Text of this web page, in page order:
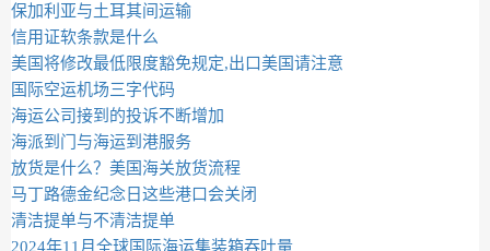
保加利亚与土耳其间运输
信用证软条款是什么
美国将修改最低限度豁免规定,出口美国请注意
国际空运机场三字代码
海运公司接到的投诉不断增加
海派到门与海运到港服务
放货是什么？美国海关放货流程
马丁路德金纪念日这些港口会关闭
清洁提单与不清洁提单
2024年11月全球国际海运集装箱吞吐量